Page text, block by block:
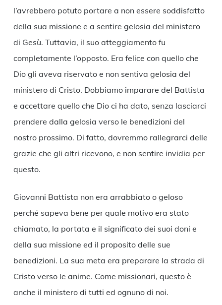
l’avrebbero potuto portare a non essere soddisfatto
della sua missione e a sentire gelosia del ministero
di Gesù. Tuttavia, il suo atteggiamento fu
completamente l’opposto. Era felice con quello che
Dio gli aveva riservato e non sentiva gelosia del
ministero di Cristo. Dobbiamo imparare del Battista
e accettare quello che Dio ci ha dato, senza lasciarci
prendere dalla gelosia verso le benedizioni del
nostro prossimo. Di fatto, dovremmo rallegrarci delle
grazie che gli altri ricevono, e non sentire invidia per
questo.
Giovanni Battista non era arrabbiato o geloso
perché sapeva bene per quale motivo era stato
chiamato, la portata e il significato dei suoi doni e
della sua missione ed il proposito delle sue
benedizioni. La sua meta era preparare la strada di
Cristo verso le anime. Come missionari, questo è
anche il ministero di tutti ed ognuno di noi.